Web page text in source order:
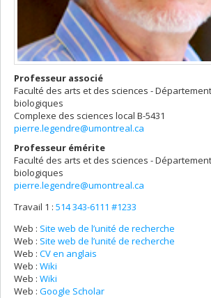
Professeur associé
Faculté des arts et des sciences -
biologiques
Complexe des sciences local B-5431
pierre.legendre@umontreal.ca
Professeur émérite
Faculté des arts et des sciences -
biologiques
pierre.legendre@umontreal.ca
Travail 1 : 514 343-6111 #1233
Web : Site web de l’unité de recherche
Web : Site web de l’unité de recherche
Web : CV en anglais
Web : Wiki
Web : Wiki
Web : Google Scholar